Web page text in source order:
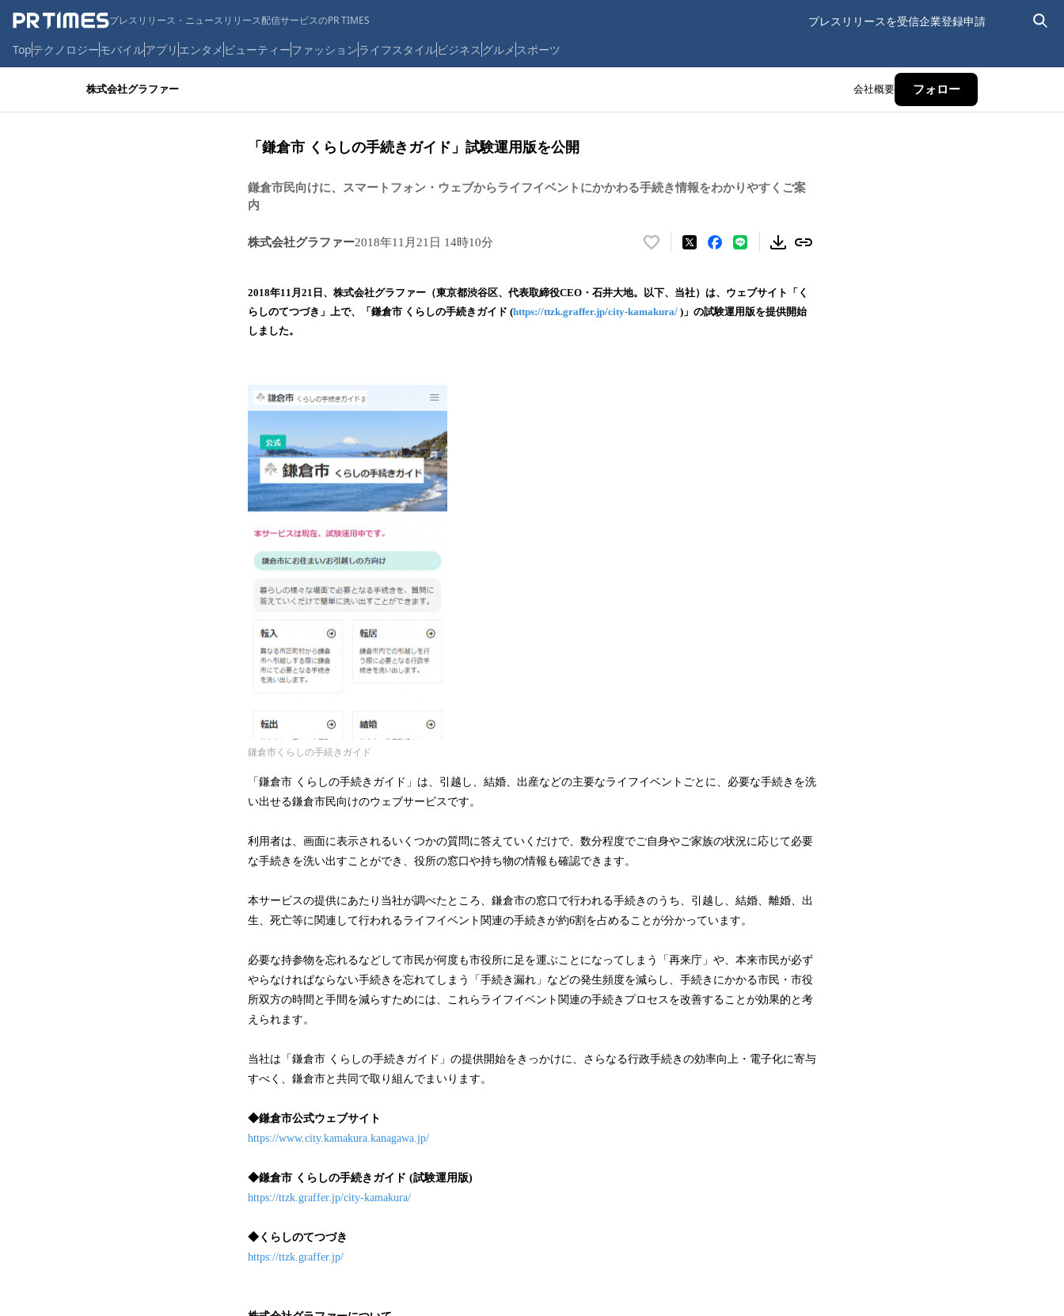
プレスリリース・ニュースリリース配信サービスのPR TIMES プレスリリースを受信企業登録申請
Topテクノロジーモバイルアプリ エンタメ ビューティーファッションライフスタイルビジネス グルメ スポーツ
株式会社グラファー 会社概要 フォロー
「鎌倉市 くらしの手続きガイド」試験運用版を公開
鎌倉市民向けに、スマートフォン・ウェブからライフイベントにかかわる手続き情報をわかりやすくご案
内
株式会社グラファー2018年11月21日 14時10分
い
！
数
2018年11月21日、株式会社グラファー（東京都渋谷区、代表取締役CEO・石井大地。以下、当社）は、ウェブサイト「く
らしのてつづき」上で、「鎌倉市 くらしの手続きガイド (https://ttzk.graffer.jp/city-kamakura/ )」の試験運用版を提供開始
しました。
鎌倉市くらしの手続きガイド
「鎌倉市 くらしの手続きガイド」は、引越し、結婚、出産などの主要なライフイベントごとに、必要な手続きを洗
い出せる鎌倉市民向けのウェブサービスです。
利用者は、画面に表示されるいくつかの質問に答えていくだけで、数分程度でご自身やご家族の状況に応じて必要
な手続きを洗い出すことができ、役所の窓口や持ち物の情報も確認できます。
本サービスの提供にあたり当社が調べたところ、鎌倉市の窓口で行われる手続きのうち、引越し、結婚、離婚、出
生、死亡等に関連して行われるライフイベント関連の手続きが約6割を占めることが分かっています。
必要な持参物を忘れるなどして市民が何度も市役所に足を運ぶことになってしまう「再来庁」や、本来市民が必ず
やらなければならない手続きを忘れてしまう「手続き漏れ」などの発生頻度を減らし、手続きにかかる市民・市役
所双方の時間と手間を減らすためには、これらライフイベント関連の手続きプロセスを改善することが効果的と考
えられます。
当社は「鎌倉市 くらしの手続きガイド」の提供開始をきっかけに、さらなる行政手続きの効率向上・電子化に寄与
すべく、鎌倉市と共同で取り組んでまいります。
◆鎌倉市公式ウェブサイト
https://www.city.kamakura.kanagawa.jp/
◆鎌倉市 くらしの手続きガイド (試験運用版)
https://ttzk.graffer.jp/city-kamakura/
◆くらしのてつづき
https://ttzk.graffer.jp/